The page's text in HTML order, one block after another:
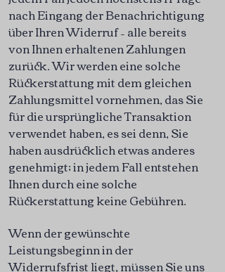
nach Eingang der Benachrichtigung
über Ihren Widerruf – alle bereits
von Ihnen erhaltenen Zahlungen
zurück. Wir werden eine solche
Rückerstattung mit dem gleichen
Zahlungsmittel vornehmen, das Sie
für die ursprüngliche Transaktion
verwendet haben, es sei denn, Sie
haben ausdrücklich etwas anderes
genehmigt; in jedem Fall entstehen
Ihnen durch eine solche
Rückerstattung keine Gebühren.
Wenn der gewünschte
Leistungsbeginn in der
Widerrufsfrist liegt, müssen Sie uns